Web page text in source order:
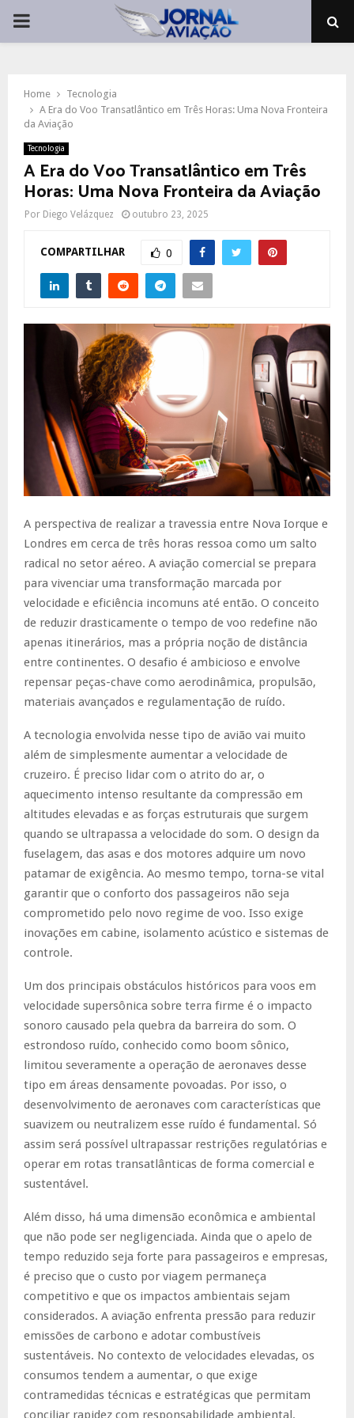
PRIMARY
Home
Tecnologia
A Era do Voo Transatlântico em Três Horas: Uma Nova Fronteira
da Aviação
Tecnologia
A Era do Voo Transatlântico em Três
Horas: Uma Nova Fronteira da Aviação
Por Diego Velázquez outubro 23, 2025
COMPARTILHAR 0
A perspectiva de realizar a travessia entre Nova Iorque e
Londres em cerca de três horas ressoa como um salto
radical no setor aéreo. A aviação comercial se prepara
para vivenciar uma transformação marcada por
velocidade e eficiência incomuns até então. O conceito
de reduzir drasticamente o tempo de voo redefine não
apenas itinerários, mas a própria noção de distância
entre continentes. O desafio é ambicioso e envolve
repensar peças-chave como aerodinâmica, propulsão,
materiais avançados e regulamentação de ruído.
A tecnologia envolvida nesse tipo de avião vai muito
além de simplesmente aumentar a velocidade de
cruzeiro. É preciso lidar com o atrito do ar, o
aquecimento intenso resultante da compressão em
altitudes elevadas e as forças estruturais que surgem
quando se ultrapassa a velocidade do som. O design da
fuselagem, das asas e dos motores adquire um novo
patamar de exigência. Ao mesmo tempo, torna-se vital
garantir que o conforto dos passageiros não seja
comprometido pelo novo regime de voo. Isso exige
inovações em cabine, isolamento acústico e sistemas de
controle.
Um dos principais obstáculos históricos para voos em
velocidade supersônica sobre terra firme é o impacto
sonoro causado pela quebra da barreira do som. O
estrondoso ruído, conhecido como boom sônico,
limitou severamente a operação de aeronaves desse
tipo em áreas densamente povoadas. Por isso, o
desenvolvimento de aeronaves com características que
suavizem ou neutralizem esse ruído é fundamental. Só
assim será possível ultrapassar restrições regulatórias e
operar em rotas transatlânticas de forma comercial e
sustentável.
Além disso, há uma dimensão econômica e ambiental
que não pode ser negligenciada. Ainda que o apelo de
tempo reduzido seja forte para passageiros e empresas,
é preciso que o custo por viagem permaneça
competitivo e que os impactos ambientais sejam
considerados. A aviação enfrenta pressão para reduzir
emissões de carbono e adotar combustíveis
sustentáveis. No contexto de velocidades elevadas, os
consumos tendem a aumentar, o que exige
contramedidas técnicas e estratégicas que permitam
conciliar rapidez com responsabilidade ambiental.